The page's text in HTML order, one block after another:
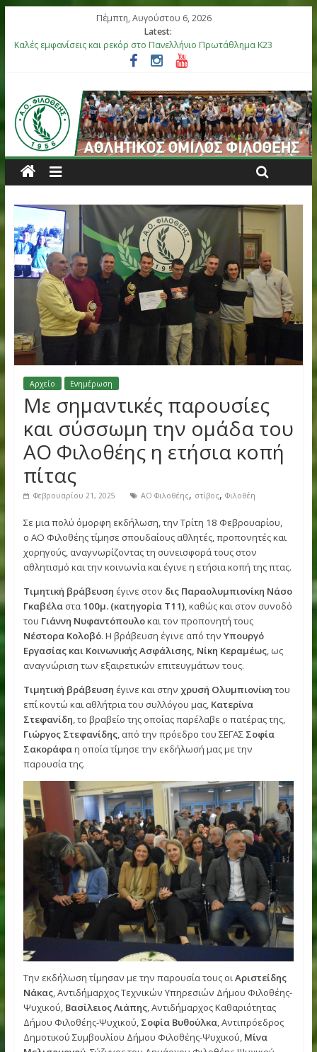
Πέμπτη, Αυγούστου 6, 2026
Latest:
Καλές εμφανίσεις και ρεκόρ στο Πανελλήνιο Πρωτάθλημα Κ23
Αργυρό μετάλλιο η Στεφανίδη, καλές εμφανίσεις στο
Επιτυχίες για τους αθλητές μας στο Πανελλήνιο Πρωτάθλημα
στη Θήβα
Μετάλλια για τα παιδιά του ΑΟ Φιλοθέης στη διεθνή
Ελλάς-Κύπρος
Έξι αθλητές του ΑΟ Φιλοθέης στην αποστολή της Εθνικής
Κ18
Αρχείο Ενημέρωση
Με σημαντικές παρουσίες
και σύσσωμη την ομάδα
ΑΟ Φιλοθέης η ετήσια
πίτας
Φεβρουαρίου 21, 2025 ΑΟ Φιλοθέης, στίβος,Φιλοθέη
Σε μια πολύ όμορφη εκδήλωση, την Τρίτη 18
ο ΑΟ Φιλοθέης τίμησε σπουδαίους αθλητές, προπονητές
χορηγούς, αναγνωρίζοντας τη συνεισφορά τους στον
αθλητισμό και την κοινωνία και έγινε η ετήσια κοπή της
Τιμητική βράβευσηέγινε στονδις Παραολυμπιονίκη
Γκαβέλαστα100μ. (κατηγορία Τ11) , καθώς και στον
τουΓιάννη Νυφαντόπουλοκαι τον προπονητή τους
Νέστορα Κολοβό. Η βράβευση έγινε από τηνΥπουργό
Εργασίας και Κοινωνικής Ασφάλισης, Νίκη Κεραμέως
αναγνώριση των εξαιρετικών επιτευγμάτων τους.
Τιμητική βράβευσηέγινε και στηνχρυσή Ολυμπιονίκη
επί κοντώ και αθλήτρια του συλλόγου μας,Κατερίνα
Στεφανίδη , το βραβείο της οποίας παρέλαβε ο πατέρας
Γιώργος Στεφανίδης, από την πρόεδρο του ΣΕΓΑΣΣοφία
Σακοράφαη οποία τίμησε την εκδήλωσή μας με την
παρουσία της.